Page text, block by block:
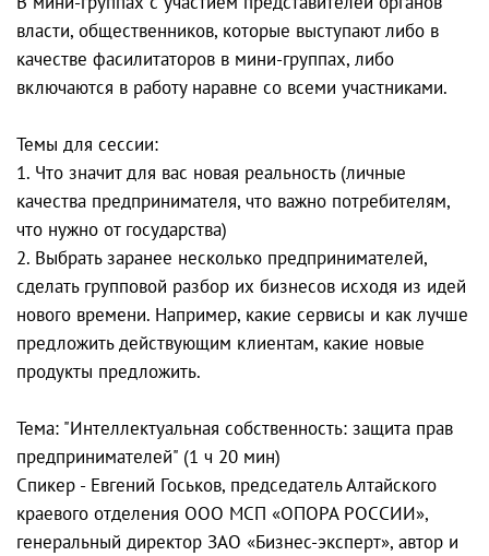
власти, общественников, которые выступают либо в
качестве фасилитаторов в мини-группах, либо
включаются в работу наравне со всеми участниками.
Темы для сессии:
1. Что значит для вас новая реальность (личные
качества предпринимателя, что важно потребителям,
что нужно от государства)
2. Выбрать заранее несколько предпринимателей,
сделать групповой разбор их бизнесов исходя из идей
нового времени. Например, какие сервисы и как лучше
предложить действующим клиентам, какие новые
продукты предложить.
Тема: "Интеллектуальная собственность: защита прав
предпринимателей" (1 ч 20 мин)
Спикер - Евгений Госьков, председатель Алтайского
краевого отделения ООО МСП «ОПОРА РОССИИ»,
генеральный директор ЗАО «Бизнес-эксперт», автор и